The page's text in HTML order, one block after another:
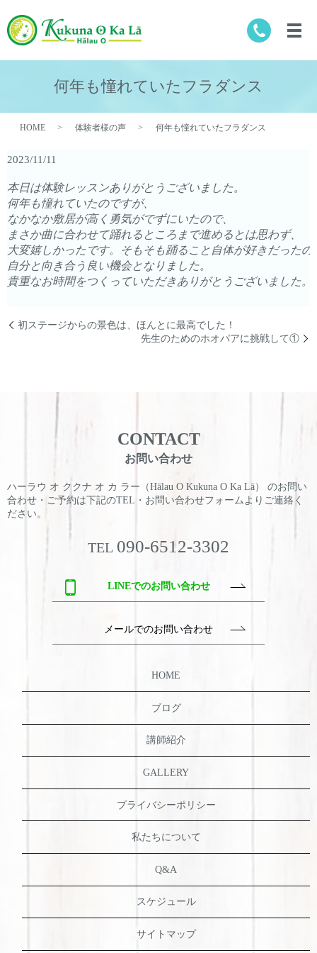
何年も憧れていたフラダンス
HOME 体験者様の声 何年も憧れていたフラダンス
2023/11/11
本日は体験レッスンありがとうございました。
何年も憧れていたのですが、
なかなか敷居が高く勇気がでずにいたので、
まさか曲に合わせて踊れるところまで進めるとは思わず、
大変嬉しかったです。そもそも踊ること自体が好きだった
自分と向き合う良い機会となりました。
貴重なお時間をつくっていただきありがとうございました。
初ステージからの景色は、ほんとに最高でした！
先生のためのホオパアに挑戦して①
CONTACT
お問い合わせ
ハーラウ オ ククナ オ カ ラー（Hālau O Kukuna O Ka Lā） のお問い
合わせ・ご予約は下記のTEL・お問い合わせフォームよりご連絡く
ださい。
TEL 090-6512-3302
LINEでのお問い合わせ
メールでのお問い合わせ
HOME
ブログ
講師紹介
GALLERY
プライバシーポリシー
私たちについて
Q&A
スケジュール
サイトマップ